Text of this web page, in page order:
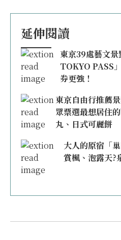
延伸閱讀
東京39處藝文
TOKYO PASS
券更強！
東京自由行推薦
眾票選最想居住
丸、日式可麗餅
大人的原宿「
賞楓、泡露天?